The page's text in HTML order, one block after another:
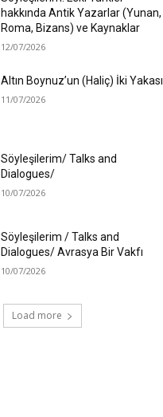
hakkında Antik Yazarlar (Yunan,
Roma, Bizans) ve Kaynaklar
12/07/2026
Altın Boynuz’un (Haliç) İki Yakası
11/07/2026
Söyleşilerim/ Talks and
Dialogues/
10/07/2026
Söyleşilerim / Talks and
Dialogues/ Avrasya Bir Vakfı
10/07/2026
Load more